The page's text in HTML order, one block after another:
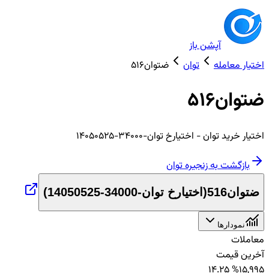
آپشن باز
اختیار معامله
توان ضتوان516
ضتوان516
اختیار خریدتوان- اختیارخ توان-34000-14050525
بازگشت به زنجیرهتوان
ضتوان516 ( اختیارخ توان-34000-14050525 )
نمودارها
معاملات
آخرین قیمت